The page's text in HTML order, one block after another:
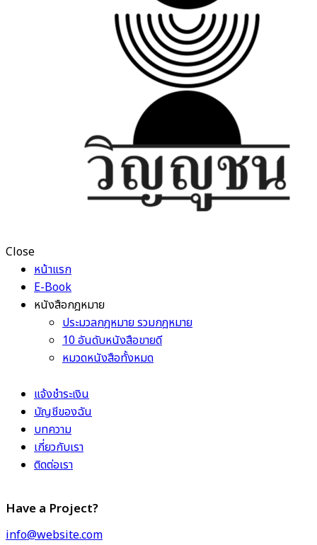
Close
หน้าแรก
E-Book
หนังสือกฎหมาย
ประมวลกฎหมาย รวมกฎหมาย
10 อันดับหนังสือขายดี
หมวดหนังสือทั้งหมด
แจ้งชำระเงิน
บัญชีของฉัน
บทความ
เกี่ยวกับเรา
ติดต่อเรา
Have a Project?
info@website.com